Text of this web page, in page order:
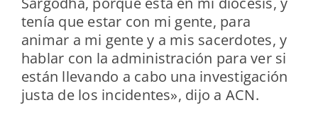
tenía que estar con mi gente, para
animar a mi gente y a mis sacerdotes, y
hablar con la administración para ver si
están llevando a cabo una investigación
justa de los incidentes», dijo a ACN.